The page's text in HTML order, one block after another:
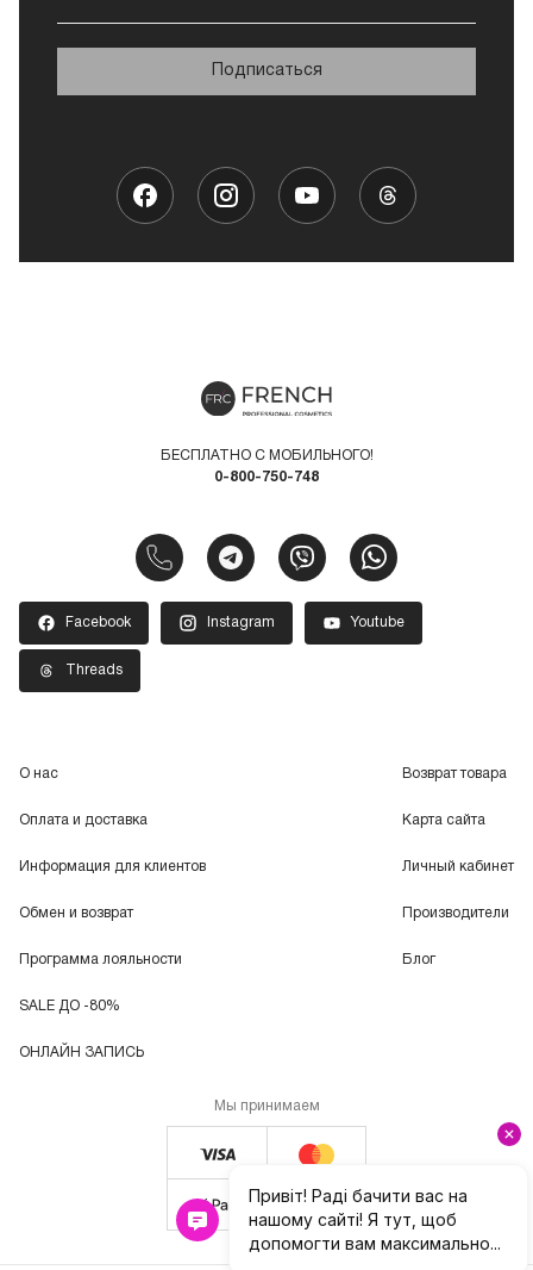
Подписаться
БЕСПЛАТНО С МОБИЛЬНОГО!
0-800-750-748
Facebook Instagram Youtube
Threads
О нас
Оплата и доставка
Информация для клиентов
Обмен и возврат
Программа лояльности
SALE ДО -80%
ОНЛАЙН ЗАПИСЬ
Возврат товара
Карта сайта
Личный кабинет
Производители
Блог
Мы принимаем